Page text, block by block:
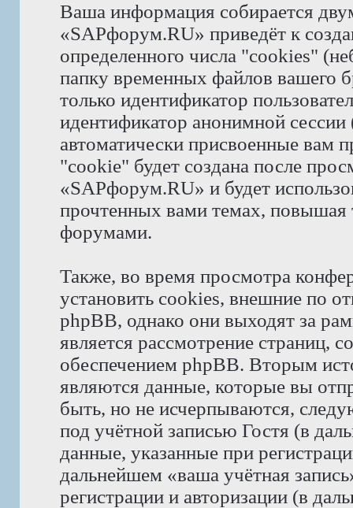
Ваша информация собирается
«SAPфорум.RU» приведёт к
определенного числа "cookies"
папку временных файлов вашего
только идентификатор
идентификатор анонимной
автоматически присвоенные вам
"cookie" будет создана после
«SAPфорум.RU» и будет
прочтенных вами темах, повышая
форумами.
Также, во время просмотра
установить cookies, внешние по
phpBB, однако они выходят за
является рассмотрение страниц,
обеспечением phpBB. Вторым
являются данные, которые вы
быть, но не исчерпываются,
под учётной записью Гостя (в
данные, указанные при
дальнейшем «ваша учётная
регистрации и авторизации (в